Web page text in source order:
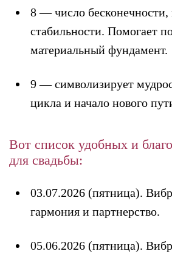
8— число бесконечности,
стабильности. Помогает
материальный фундамент.
9— символизирует
цикла и начало нового
Вот список удобных и
для свадьбы:
03.07.2026 (пятница).
гармония и партнерство.
05.06.2026 (пятница).